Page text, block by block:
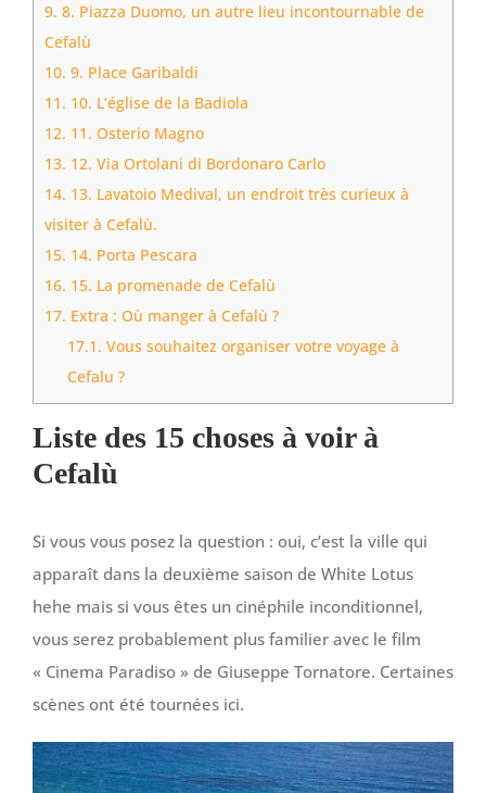
9. 8. Piazza Duomo, un autre lieu incontournable de
Cefalù
10. 9. Place Garibaldi
11. 10. L’église de la Badiola
12. 11. Osterio Magno
13. 12. Via Ortolani di Bordonaro Carlo
14. 13. Lavatoio Medival, un endroit très curieux à
visiter à Cefalù.
15. 14. Porta Pescara
16. 15. La promenade de Cefalù
17. Extra : Où manger à Cefalù ?
17.1. Vous souhaitez organiser votre voyage à
Cefalu ?
Liste des 15 choses à voir à
Cefalù
Si vous vous posez la question : oui, c’est la ville qui
apparaît dans la deuxième saison de White Lotus
hehe mais si vous êtes un cinéphile inconditionnel,
vous serez probablement plus familier avec le film
« Cinema Paradiso » de Giuseppe Tornatore. Certaines
scènes ont été tournées ici.